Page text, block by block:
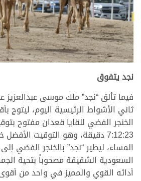
نجد يتفوق
فيما تألق “نجد” ملك موسى
ثاني الأشواط الرئيسية اليوم، ليتوج
الخنجر الفضي للقايا قعدان مفتوح
7:12:23 دقيقة، وهو التوقيت
المساء، ليطير “نجد” بالخنجر الفضي
السعودية الشقيقة مصحوباً بتحية
أدائه القوي والمميز في واحد من